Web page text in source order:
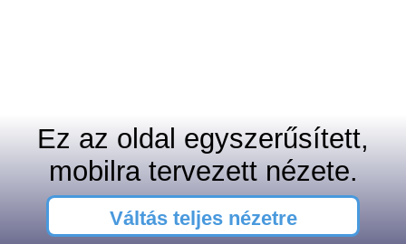
Ez az oldal egyszerűsített,
mobilra tervezett nézete.
Váltás teljes nézetre